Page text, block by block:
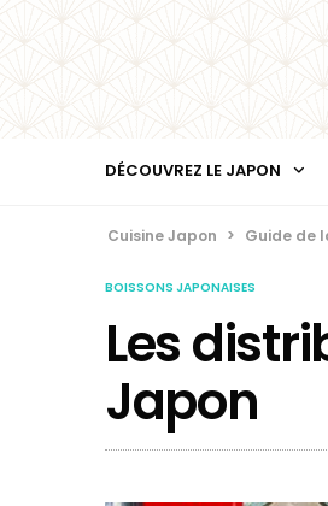
DÉCOUVREZ LE JAPON
Cuisine Japon > Guide de
BOISSONS JAPONAISES
Les
Japon